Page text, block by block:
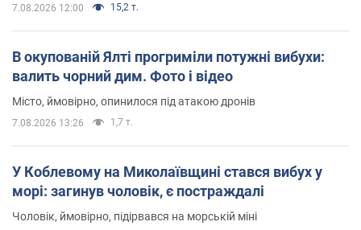
7.08.2026 12:00 15,2 т.
В окупованій Ялті прогриміли потужні вибухи:
валить чорний дим. Фото і відео
Місто, ймовірно, опинилося під атакою дронів
7.08.2026 13:26 1,7 т.
У Коблевому на Миколаївщині стався вибух у
морі: загинув чоловік, є постраждалі
Чоловік, ймовірно, підірвався на морській міні